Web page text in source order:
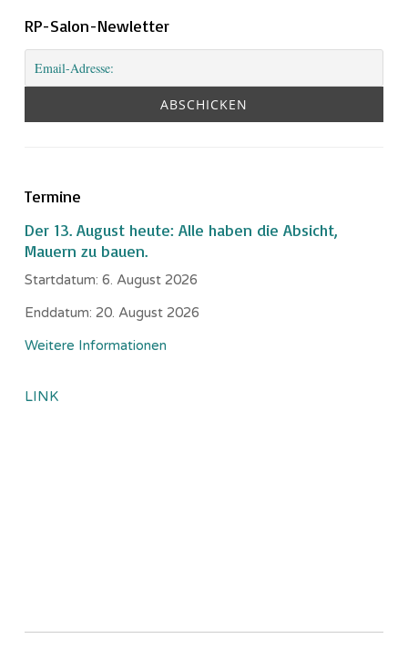
RP-Salon-Newletter
Termine
Der 13. August heute: Alle haben die Absicht,
Mauern zu bauen.
Startdatum: 6. August 2026
Enddatum: 20. August 2026
Weitere Informationen
LINK